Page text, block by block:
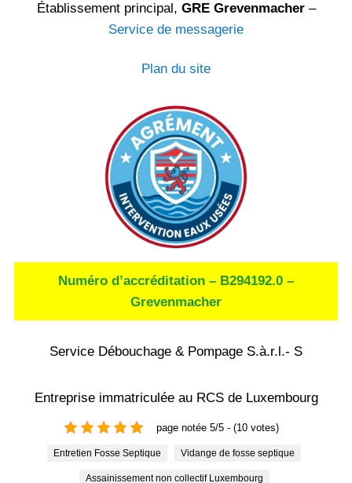
Établissement principal, GRE Grevenmacher–
Service de messagerie
Plan du site
Numéro d’accréditation – B294192.0 –
Grevenmacher
Service Débouchage & Pompage S.à.r.l.- S
Entreprise immatriculée au RCS de Luxembourg
page notée 5/5 - (10 votes)
Entretien Fosse Septique Vidange de fosse septique
Assainissement non collectif Luxembourg